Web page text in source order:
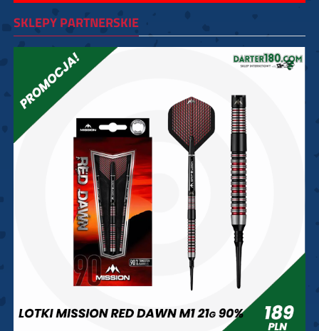
SKLEPY PARTNERSKIE